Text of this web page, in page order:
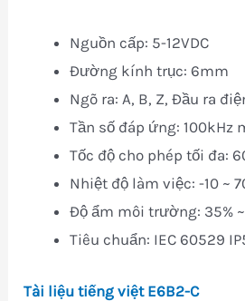
Nguồn cấp: 5-12VDC
Đường kính trục: 6mm
Ngõ ra: A, B, Z, Đầu ra
Tần số đáp ứng: 100kHz
Tốc độ cho phép tối đa:
Nhiệt độ làm việc: -10 ~
Độ ẩm môi trường: 35%
Tiêu chuẩn: IEC 60529
Tài liệu tiếng việt E6B2-C